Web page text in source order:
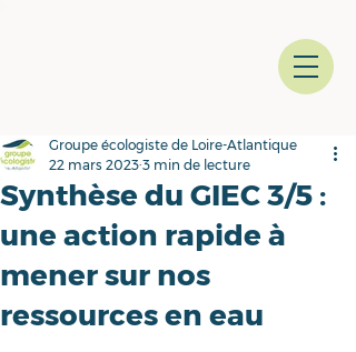
Synthèse du GIEC 3/5 :
une action rapide à
mener sur nos
ressources en eau
Groupe écologiste de Loire-Atlantique
22 mars 2023 3 min de lecture